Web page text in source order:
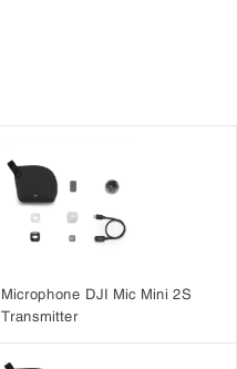
Microphone DJI Mic Mini 2S
Transmitter